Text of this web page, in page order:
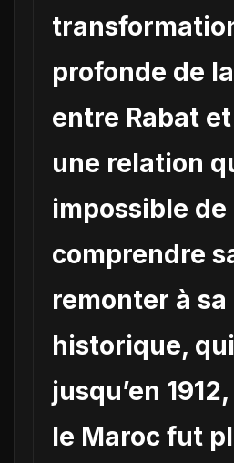
profonde de
entre Rabat
une relation
impossible de
comprendre
remonter à
historique,
jusqu’en
le Maroc fut